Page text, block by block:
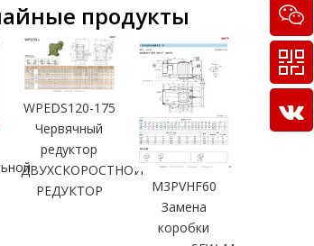
продукты
WPEDS120-175
Червячный
редуктор
ДВУХСКОРОСТНОЙ
РЕДУКТОР
M3PVHF60
Замена
коробки
серии